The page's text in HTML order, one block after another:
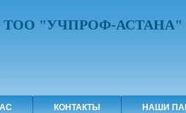
ТОО "УЧПРОФ-АСТАНА"
КОНТАКТЫ НАШИ